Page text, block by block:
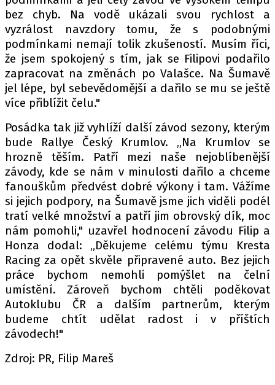
bez chyb. Na vodě ukázali svou rychlost a
vyzrálost navzdory tomu, že s podobnými
podmínkami nemají tolik zkušeností. Musím říci,
že jsem spokojený s tím, jak se Filipovi podařilo
zapracovat na změnách po Valašce. Na Šumavě
jel lépe, byl sebevědomější a dařilo se mu se ještě
více přiblížit čelu."
Posádka tak již vyhlíží další závod sezony, kterým
bude Rallye Český Krumlov. „Na Krumlov se
hrozně těším. Patří mezi naše nejoblíbenější
závody, kde se nám v minulosti dařilo a chceme
fanouškům předvést dobré výkony i tam. Vážíme
si jejich podpory, na Šumavě jsme jich viděli podél
tratí velké množství a patří jim obrovský dík, moc
nám pomohli," uzavřel hodnocení závodu Filip a
Honza dodal: „Děkujeme celému týmu Kresta
Racing za opět skvěle připravené auto. Bez jejich
práce bychom nemohli pomýšlet na čelní
umístění. Zároveň bychom chtěli poděkovat
Autoklubu ČR a dalším partnerům, kterým
budeme chtít udělat radost i v příštích
závodech!"
Zdroj: PR, Filip Mareš